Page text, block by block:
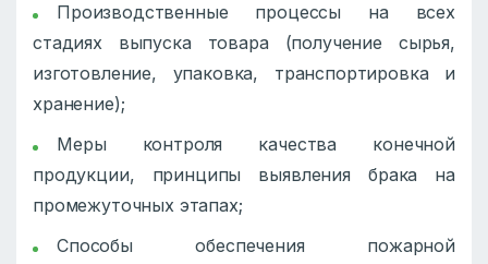
Производственные процессы на всех
стадиях выпуска товара (получение сырья,
изготовление, упаковка, транспортировка и
хранение);
Меры контроля качества конечной
продукции, принципы выявления брака на
промежуточных этапах;
Способы обеспечения пожарной